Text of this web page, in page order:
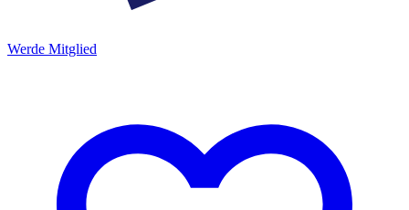
Werde Mitglied